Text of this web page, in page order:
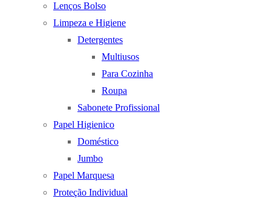
Lenços Bolso
Limpeza e Higiene
Detergentes
Multiusos
Para Cozinha
Roupa
Sabonete Profissional
Papel Higienico
Doméstico
Jumbo
Papel Marquesa
Proteção Individual